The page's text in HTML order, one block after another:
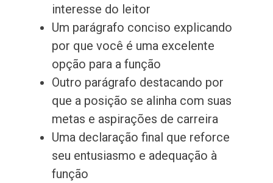
interesse do leitor
Um parágrafo conciso explicando
por que você é uma excelente
opção para a função
Outro parágrafo destacando por
que a posição se alinha com suas
metas e aspirações de carreira
Uma declaração final que reforce
seu entusiasmo e adequação à
função